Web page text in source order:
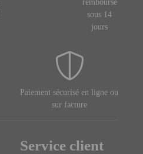
remboursé
sous 14
jours
Paiement sécurisé en ligne ou
sur facture
Service client